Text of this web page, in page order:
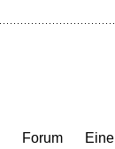
Forum